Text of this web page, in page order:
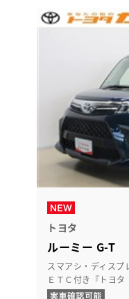
トヨタ
ルーミー G-T
スマアシ・ディスプ
ＥＴＣ付き『トヨ